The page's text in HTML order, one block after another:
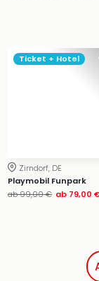
Ticket + Hotel
Zirndorf, DE
Playmobil Funpark
ab99,00 € ab 79,00